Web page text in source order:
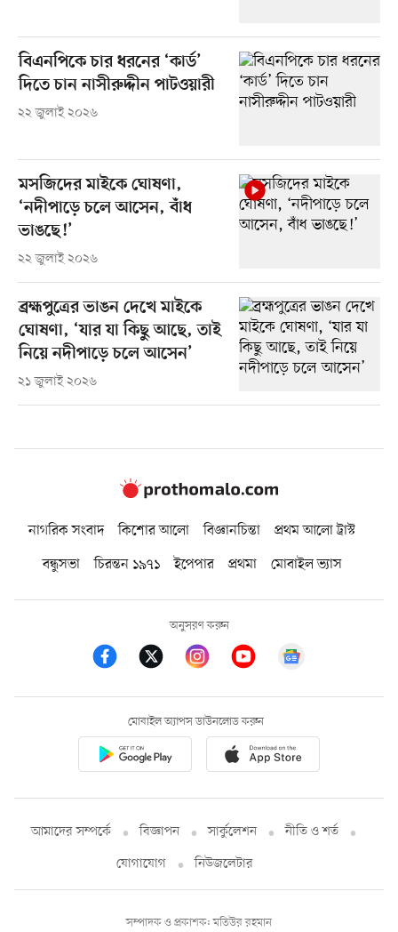
বিএনপিকে চার ধরনের ‘কার্ড’
দিতে চান নাসীরুদ্দীন পাটওয়ারী
২২ জুলাই ২০২৬
মসজিদের মাইকে ঘোষণা,
‘নদীপাড়ে চলে আসেন, বাঁধ
ভাঙছে!’
২২ জুলাই ২০২৬
ব্রহ্মপুত্রের ভাঙন দেখে মাইকে
ঘোষণা, ‘যার যা কিছু আছে, তাই
নিয়ে নদীপাড়ে চলে আসেন’
২১ জুলাই ২০২৬
নাগরিক সংবাদ কিশোর আলো বিজ্ঞানচিন্তা
প্রথম আলো ট্রাস্ট
বন্ধুসভা
চিরন্তন ১৯৭১ ইপেপার প্রথমা মোবাইল ভ্যাস
অনুসরণ করুন
মোবাইল অ্যাপস ডাউনলোড করুন
আমাদের সম্পর্কে বিজ্ঞাপন সার্কুলেশন
নীতি ও শর্ত
যোগাযোগ
নিউজলেটার
সম্পাদক ও প্রকাশক: মতিউর রহমান